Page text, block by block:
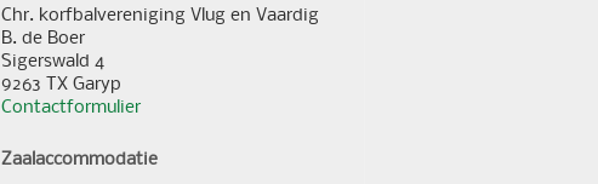
Chr. korfbalvereniging Vlug en Vaardig
B. de Boer
Sigerswald 4
9263 TX Garyp
Contactformulier
Zaalaccommodatie